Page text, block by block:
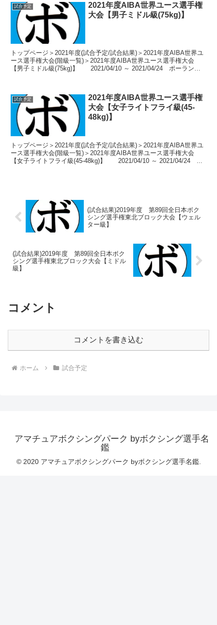
試合予定
2021年度AIBA世界ユース選手権
大会【男子ミドル級(75kg)】
トップページ＞2021年度(試合予定/試合結果)＞2021年度AIBA世界ユ
ース選手権大会(階級一覧)＞2021年度AIBA世界ユース選手権大会
【男子ミドル級(75kg)】 2021/04/10 ～ 2021/04/24 ポーラン
試合予定
2021年度AIBA世界ユース選手権
大会【女子ライトフライ級(45-
48kg)】
トップページ＞2021年度(試合予定/試合結果)＞2021年度AIBA世界ユ
ース選手権大会(階級一覧)＞2021年度AIBA世界ユース選手権大会
【女子ライトフライ級(45-48kg)】 2021/04/10 ～ 2021/04/24 ...
(試合結果)2019年度 第89回全日本ボク
シング選手権東北ブロック大会【ウェル
ター級】
(試合結果)2019年度 第89回全日本ボク
シング選手権東北ブロック大会【ミドル
級】
コメント
コメントを書き込む
ホーム 試合予定
アマチュアボクシングパーク byボクシング選手名
鑑
© 2020 アマチュアボクシングパーク byボクシング選手名鑑.